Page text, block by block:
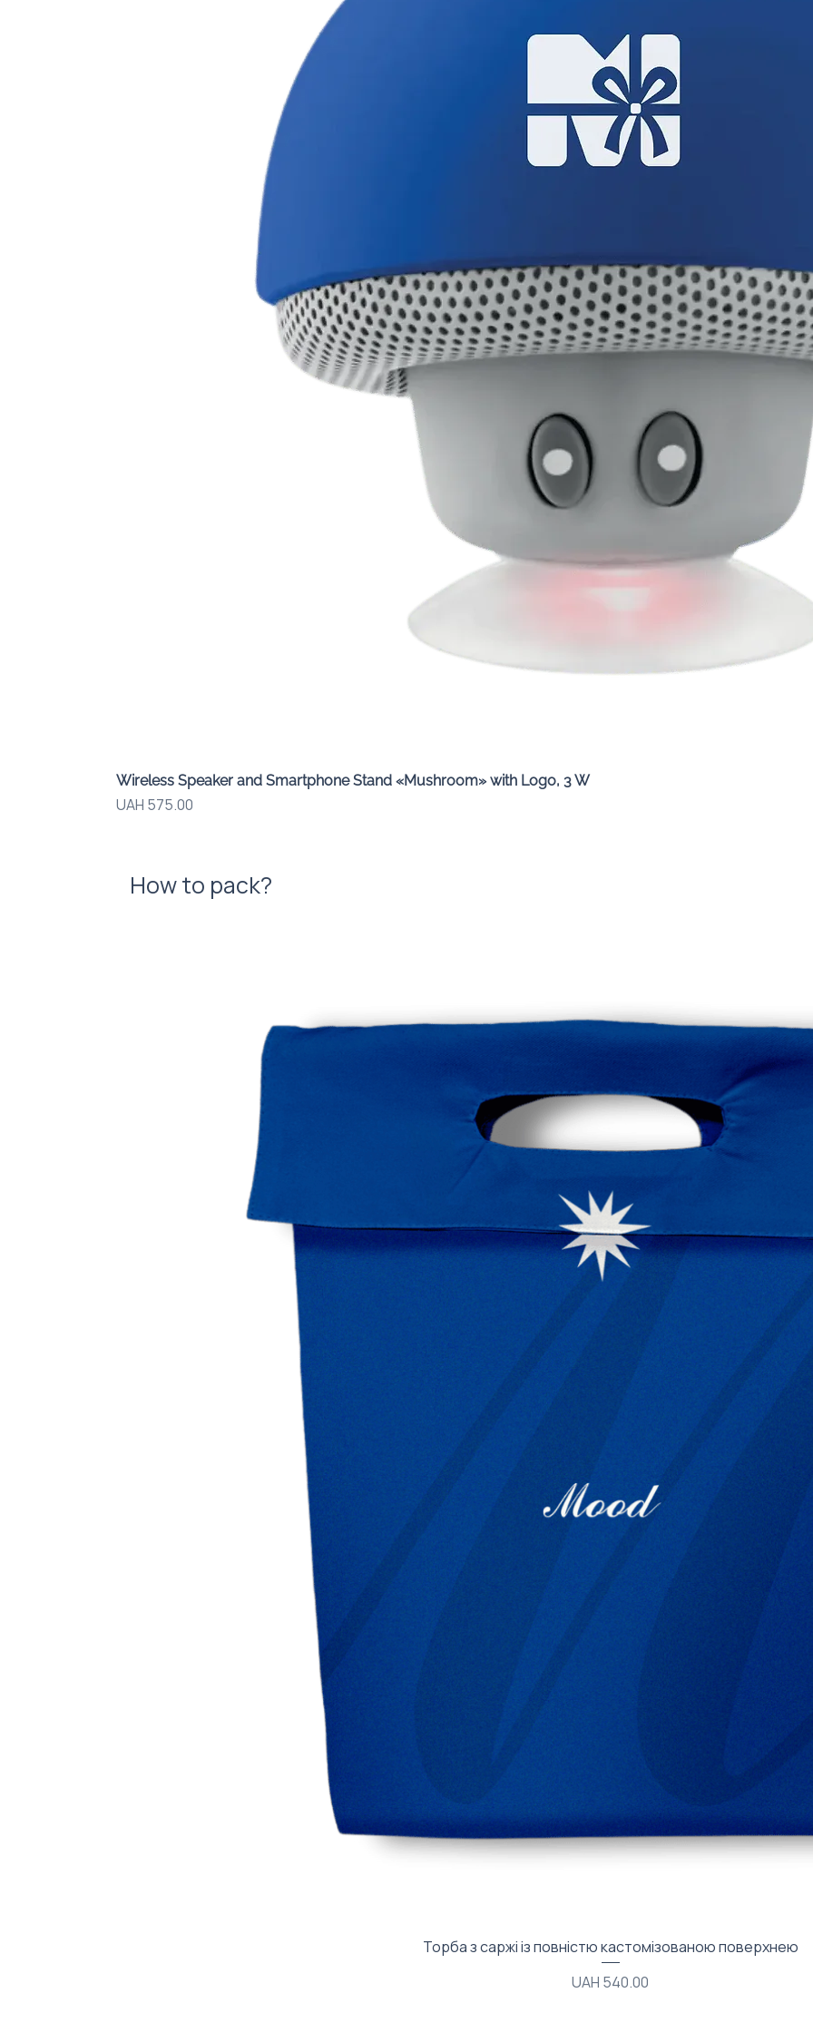
Quick View
Wireless Speaker and Smartphone Stand «Mushroom» with Logo, 3 W
Price
UAH 575.00
How to pack?
Quick View
Торба з саржі із повністю кастомізованою поверхнею
Price
UAH 540.00